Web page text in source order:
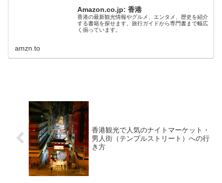
Amazon.co.jp: 香港
香港の最新観光情報やグルメ、エンタメ、歴史を紹介
する書籍を探せます。旅行ガイドから専門書まで幅広
く揃っています。
amzn.to
香港観光で人気のナイトマーケット・
男人街（テンプルストリート）への行
き方